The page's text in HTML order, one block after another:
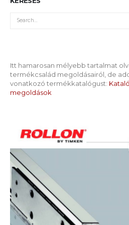
Itt hamarosan mélyebb tartalmat
termékcsalád megoldásairól, de
vonatkozó termékkatalógust:
megoldások